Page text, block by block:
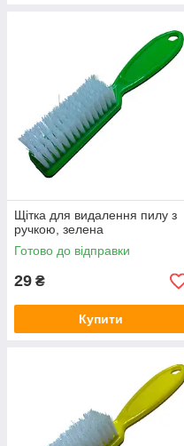
Щітка для видалення пилу з
ручкою, зелена
Готово до відправки
29 ₴
Купити